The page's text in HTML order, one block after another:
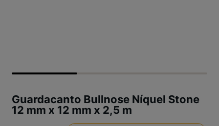
Guardacanto Bullnose Níquel Stone
12 mm x 12 mm x 2,5 m